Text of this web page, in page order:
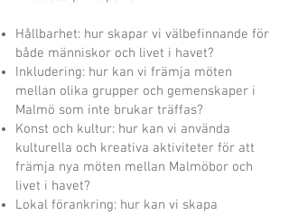
Hållbarhet: hur skapar vi välbefinnande för
både människor och livet i havet?
Inkludering: hur kan vi främja möten
mellan olika grupper och gemenskaper i
Malmö som inte brukar träffas?
Konst och kultur: hur kan vi använda
kulturella och kreativa aktiviteter för att
främja nya möten mellan Malmöbor och
livet i havet?
Lokal förankring: hur kan vi skapa